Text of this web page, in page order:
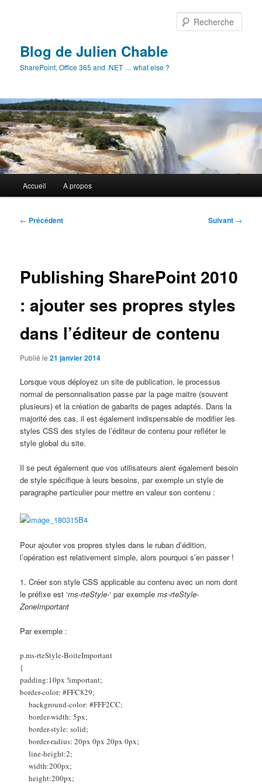
Blog de Julien Chable
SharePoint, Office 365 and .NET … what else ?
principal
Accueil A propos
Navigation
← Précédent Suivant →
Publishing SharePoint 2010
: ajouter ses propres styles
dans l’éditeur de contenu
Publié le21 janvier 2014
Lorsque vous déployez un site de publication, le processus
normal de personnalisation passe par la page maitre (souvent
plusieurs) et la création de gabarits de pages adaptés. Dans la
majorité des cas, il est également indispensable de modifier les
styles CSS des styles de l’éditeur de contenu pour refléter le
style global du site.
Il se peut également que vos utilisateurs aient également besoin
de style spécifique à leurs besoins, par exemple un style de
paragraphe particulier pour mettre en valeur son contenu :
Pour ajouter vos propres styles dans le ruban d’édition,
l’opération est relativement simple, alors pourquoi s’en passer !
1. Créer son style CSS applicable au contenu avec un nom dont
le préfixe est ‘ms-rteStyle-‘ par exemplems-rteStyle-
ZoneImportant
Par exemple :
p.ms-rteStyle-BoiteImportant
{
padding:10px !important;
border-color: #FFC829;
background-color: #FFF2CC;
border-width: 5px;
border-style: solid;
border-radius: 20px 0px 20px 0px;
line-height:2;
width:200px;
height:200px;